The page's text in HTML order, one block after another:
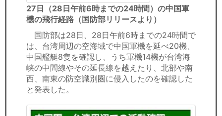
27日（28日午前6時までの24時間）の中国軍
機の飛行経路（国防部リリースより）
国防部は28日、28日午前6時までの24時間で
は、台湾周辺の空海域で中国軍機を延べ20機、
中国艦艇8隻を確認し、うち軍機14機が台湾海
峡の中間線やその延長線を越えたり、北部や南
西、南東の防空識別圏に侵入したのを確認した
と発表した。